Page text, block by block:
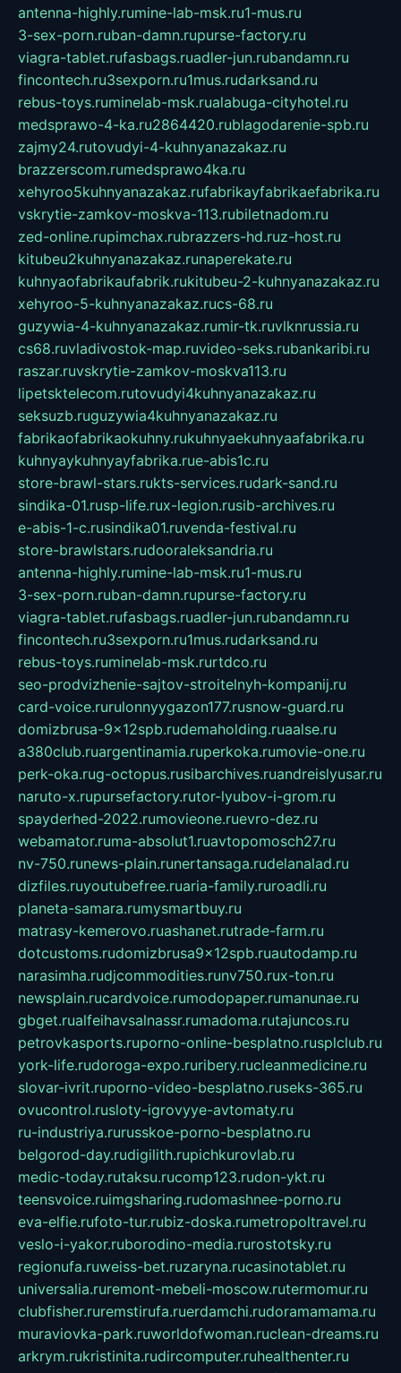
antenna-highly.rumine-lab-msk.ru1-mus.ru
3-sex-porn.ruban-damn.rupurse-factory.ru
viagra-tablet.rufasbags.ruadler-jun.rubandamn.ru
fincontech.ru3sexporn.ru1mus.rudarksand.ru
rebus-toys.ruminelab-msk.rualabuga-cityhotel.ru
medsprawo-4-ka.ru2864420.rublagodarenie-spb.ru
zajmy24.rutovudyi-4-kuhnyanazakaz.ru
brazzerscom.rumedsprawo4ka.ru
xehyroo5kuhnyanazakaz.rufabrikayfabrikaefabrika.ru
vskrytie-zamkov-moskva-113.rubiletnadom.ru
zed-online.rupimchax.rubrazzers-hd.ruz-host.ru
kitubeu2kuhnyanazakaz.runaperekate.ru
kuhnyaofabrikaufabrik.rukitubeu-2-kuhnyanazakaz.ru
xehyroo-5-kuhnyanazakaz.rucs-68.ru
guzywia-4-kuhnyanazakaz.rumir-tk.ruvlknrussia.ru
cs68.ruvladivostok-map.ruvideo-seks.rubankaribi.ru
raszar.ruvskrytie-zamkov-moskva113.ru
lipetsktelecom.rutovudyi4kuhnyanazakaz.ru
seksuzb.ruguzywia4kuhnyanazakaz.ru
fabrikaofabrikaokuhny.rukuhnyaekuhnyaafabrika.ru
kuhnyaykuhnyayfabrika.rue-abis1c.ru
store-brawl-stars.rukts-services.rudark-sand.ru
sindika-01.rusp-life.rux-legion.rusib-archives.ru
e-abis-1-c.rusindika01.ruvenda-festival.ru
store-brawlstars.rudooraleksandria.ru
antenna-highly.rumine-lab-msk.ru1-mus.ru
3-sex-porn.ruban-damn.rupurse-factory.ru
viagra-tablet.rufasbags.ruadler-jun.rubandamn.ru
fincontech.ru3sexporn.ru1mus.rudarksand.ru
rebus-toys.ruminelab-msk.rurtdco.ru
seo-prodvizhenie-sajtov-stroitelnyh-kompanij.ru
card-voice.rurulonnyygazon177.rusnow-guard.ru
domizbrusa-9x12spb.rudemaholding.ruaalse.ru
a380club.ruargentinamia.ruperkoka.rumovie-one.ru
perk-oka.rug-octopus.rusibarchives.ruandreislyusar.ru
naruto-x.rupursefactory.rutor-lyubov-i-grom.ru
spayderhed-2022.rumovieone.ruevro-dez.ru
webamator.ruma-absolut1.ruavtopomosch27.ru
nv-750.runews-plain.runertansaga.rudelanalad.ru
dizfiles.ruyoutubefree.ruaria-family.ruroadli.ru
planeta-samara.rumysmartbuy.ru
matrasy-kemerovo.ruashanet.rutrade-farm.ru
dotcustoms.rudomizbrusa9x12spb.ruautodamp.ru
narasimha.rudjcommodities.runv750.rux-ton.ru
newsplain.rucardvoice.rumodopaper.rumanunae.ru
gbget.rualfeihavsalnassr.rumadoma.rutajuncos.ru
petrovkasports.ruporno-online-besplatno.rusplclub.ru
york-life.rudoroga-expo.ruribery.rucleanmedicine.ru
slovar-ivrit.ruporno-video-besplatno.ruseks-365.ru
ovucontrol.rusloty-igrovyye-avtomaty.ru
ru-industriya.rurusskoe-porno-besplatno.ru
belgorod-day.rudigilith.rupichkurovlab.ru
medic-today.rutaksu.rucomp123.rudon-ykt.ru
teensvoice.ruimgsharing.rudomashnee-porno.ru
eva-elfie.rufoto-tur.rubiz-doska.rumetropoltravel.ru
veslo-i-yakor.ruborodino-media.rurostotsky.ru
regionufa.ruweiss-bet.ruzaryna.rucasinotablet.ru
universalia.ruremont-mebeli-moscow.rutermomur.ru
clubfisher.ruremstirufa.ruerdamchi.rudoramamama.ru
muraviovka-park.ruworldofwoman.ruclean-dreams.ru
arkrym.rukristinita.rudircomputer.ruhealthenter.ru